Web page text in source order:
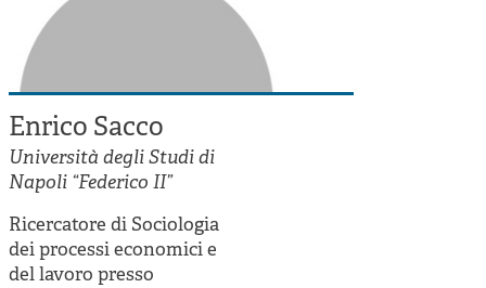
Colophon
Autori
Archivio
Argomenti
Autori
Argomenti
Tutti i dossier
Workshop Impresa Sociale 2021
Impresa sociale, reciprocità e sostenibilità
Innovazione sociale
Cooperative di comunità
Impresa sociale e democrazia
Acini di fuoco - Dossier Mezzogiorno
Chi siamo
Contatti
Sostienici
Enrico Sacco
Università degli Studi di
Napoli “Federico II”
Ricercatore di Sociologia
dei processi economici e
del lavoro presso